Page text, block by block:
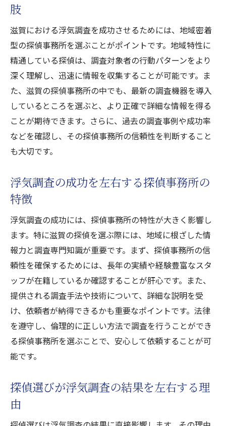
肢
滋賀における浮気調査を成功させるためには、地域密着
型の探偵事務所を選ぶことがポイントです。地域特性に
精通している探偵は、調査対象者の行動パターンをより
深く理解し、迅速に情報を収集することが可能です。ま
た、滋賀の探偵事務所の中でも、最新の調査機器を導入
しているところを選ぶと、より正確で詳細な情報を得る
ことが期待できます。さらに、過去の調査事例や成功率
などを確認し、その探偵事務所の信頼性を判断すること
も大切です。
浮気調査の成功を左右する探偵事務所の
特徴
浮気調査の成功には、探偵事務所の特性が大きく影響し
ます。特に滋賀の探偵を選ぶ際には、地域に根ざした情
報力と調査専門知識が重要です。まず、探偵事務所の信
頼性を確保するためには、長年の実績や経験豊富なスタ
ッフが在籍しているか確認することが肝心です。また、
提供される調査手法や技術について、詳細な説明を受
け、依頼者が納得できるかも重要なポイントです。法律
を遵守し、倫理的に正しい方法で調査を行うことができ
る探偵事務所を選ぶことで、安心して依頼することが可
能です。
探偵選びが浮気調査の結果を左右する理
由